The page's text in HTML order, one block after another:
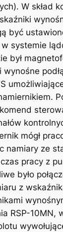
W skład
być
systemie
był
mógł
namiary ze
pracy z
było
z
RSP-10MN,